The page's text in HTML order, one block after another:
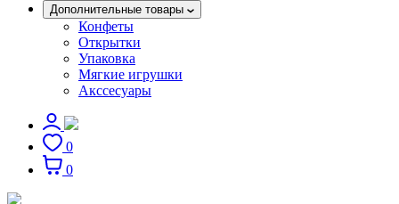
Дополнительные товары
Конфеты
Открытки
Упаковка
Мягкие игрушки
Акссесуары
0
0